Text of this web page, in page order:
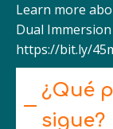
Learn more
Dual
https://bit.ly/
¿Qué
sigue?